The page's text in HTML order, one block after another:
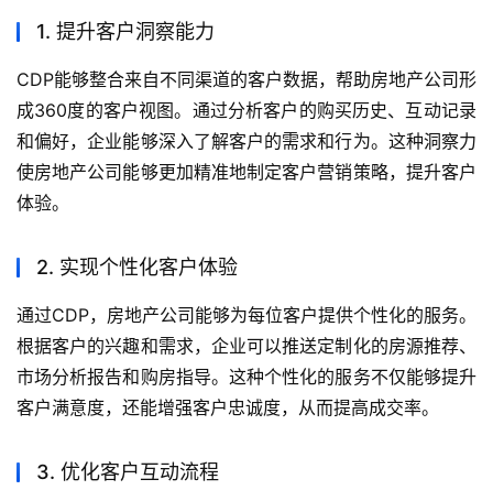
1. 提升客户洞察能力
CDP能够整合来自不同渠道的客户数据，帮助房地产公司形
成360度的客户视图。通过分析客户的购买历史、互动记录
和偏好，企业能够深入了解客户的需求和行为。这种洞察力
使房地产公司能够更加精准地制定客户营销策略，提升客户
体验。
2. 实现个性化客户体验
通过CDP，房地产公司能够为每位客户提供个性化的服务。
根据客户的兴趣和需求，企业可以推送定制化的房源推荐、
市场分析报告和购房指导。这种个性化的服务不仅能够提升
客户满意度，还能增强客户忠诚度，从而提高成交率。
3. 优化客户互动流程